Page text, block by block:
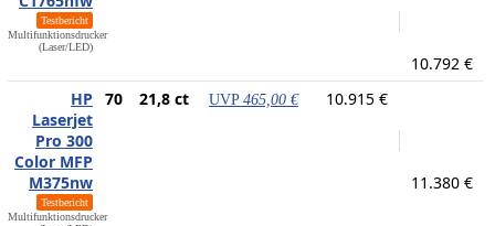
Testbericht
Multifunktionsdrucker
(Laser/LED)
10.792 €
HP
Laserjet
Pro 300
Color MFP
M375nw
Testbericht
Multifunktionsdrucker
70 21,8 ct UVP 465,00 € 10.915 €
11.380 €